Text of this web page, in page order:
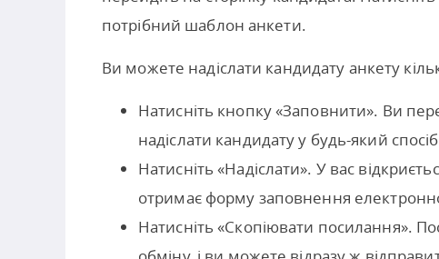
потрібний шаблон анкети.
Ви можете надіслати кандидату анкету
Натисніть кнопку «Заповнити». Ви
надіслати кандидату у будь-який
Натисніть «Надіслати». У вас
отримає форму заповнення
Натисніть «Скопіювати посилання».